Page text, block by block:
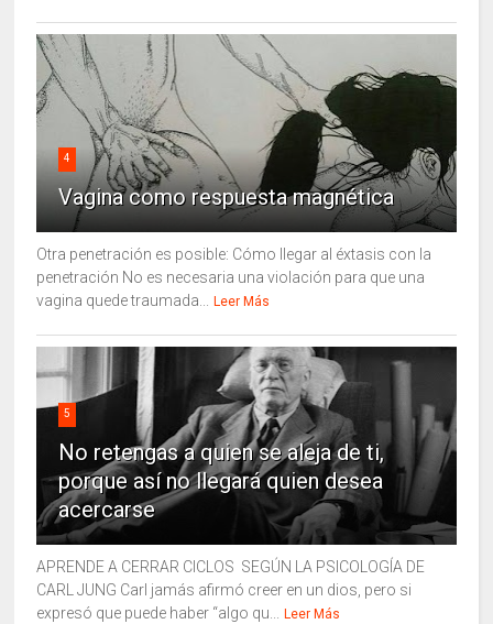
4
Vagina como respuesta magnética
Otra penetración es posible: Cómo llegar al éxtasis con la
penetración No es necesaria una violación para que una
vagina quede traumada... Leer Más
5
No retengas a quien se aleja de ti,
porque así no llegará quien desea
acercarse
APRENDE A CERRAR CICLOS SEGÚN LA PSICOLOGÍA DE
CARL JUNG Carl jamás afirmó creer en un dios, pero si
expresó que puede haber “algo qu... Leer Más